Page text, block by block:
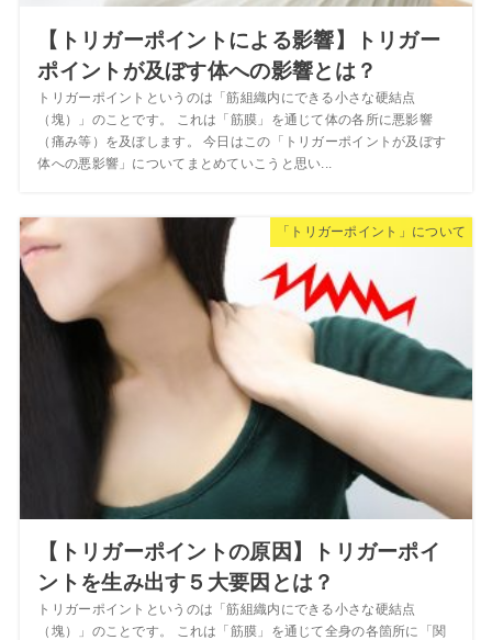
【トリガーポイントによる影響】トリガー
ポイントが及ぼす体への影響とは？
トリガーポイントというのは「筋組織内にできる小さな硬結点
（塊）」のことです。 これは「筋膜」を通じて体の各所に悪影響
（痛み等）を及ぼします。 今日はこの「トリガーポイントが及ぼす
体への悪影響」についてまとめていこうと思い...
「トリガーポイント」について
【トリガーポイントの原因】トリガーポイ
ントを生み出す５大要因とは？
トリガーポイントというのは「筋組織内にできる小さな硬結点
（塊）」のことです。 これは「筋膜」を通じて全身の各箇所に「関